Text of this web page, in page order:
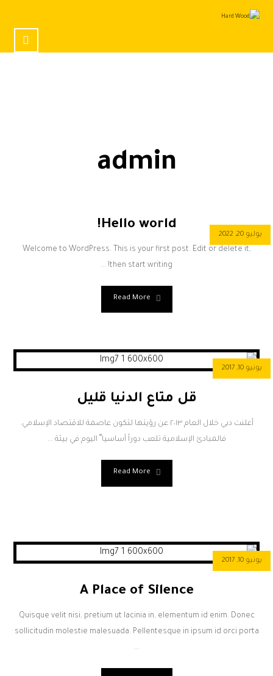
admin
Hello world!
يوليو 20, 2022
Welcome to WordPress. This is your first post. Edit or delete it,
then start writing! ...
Read More
قل متاع الدنيا قليل
يونيو 10, 2017
أعلنت دبي خلال العام ٢٠١٣ عن رؤيتها لتكون عاصمة للاقتصاد الإسلامي.
فالمبادئ الإسلامية تلعب دوراً أساسيا ً اليوم في بيئة ...
Read More
A Place of Silence
يونيو 10, 2017
Quisque velit nisi, pretium ut lacinia in, elementum id enim. Donec
sollicitudin molestie malesuada. Pellentesque in ipsum id orci porta
...